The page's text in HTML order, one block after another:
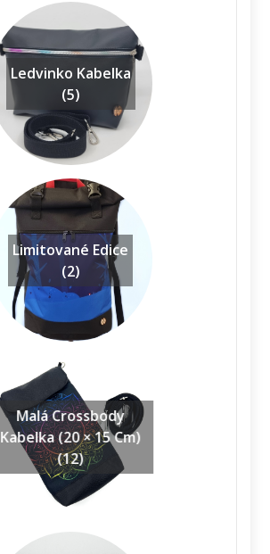
Ledvinko Kabelka
(5)
Limitované Edice
(2)
Malá Crossbody
Kabelka (20 × 15 Cm)
(12)